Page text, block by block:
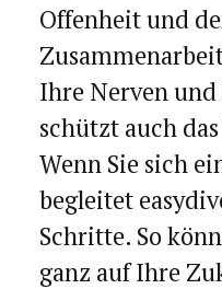
Offenheit und
Ihre Nerven
schützt auch
Wenn Sie sich
begleitet
Schritte. So
ganz auf Ihre